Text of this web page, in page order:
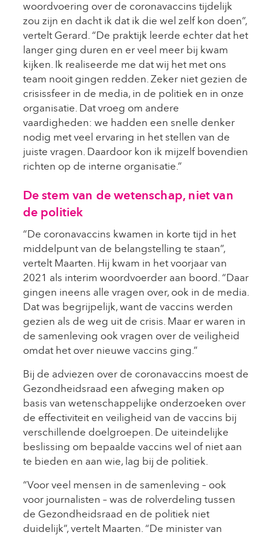
woordvoering over de coronavaccins tijdelijk
zou zijn en dacht ik dat ik die wel zelf kon doen”,
vertelt Gerard. “De praktijk leerde echter dat het
langer ging duren en er veel meer bij kwam
kijken. Ik realiseerde me dat wij het met ons
team nooit gingen redden. Zeker niet gezien de
crisissfeer in de media, in de politiek en in onze
organisatie. Dat vroeg om andere
vaardigheden: we hadden een snelle denker
nodig met veel ervaring in het stellen van de
juiste vragen. Daardoor kon ik mijzelf bovendien
richten op de interne organisatie.”
De stem van de wetenschap, niet van
de politiek
“De coronavaccins kwamen in korte tijd in het
middelpunt van de belangstelling te staan”,
vertelt Maarten. Hij kwam in het voorjaar van
2021 als interim woordvoerder aan boord. “Daar
gingen ineens alle vragen over, ook in de media.
Dat was begrijpelijk, want de vaccins werden
gezien als de weg uit de crisis. Maar er waren in
de samenleving ook vragen over de veiligheid
omdat het over nieuwe vaccins ging.”
Bij de adviezen over de coronavaccins moest de
Gezondheidsraad een afweging maken op
basis van wetenschappelijke onderzoeken over
de effectiviteit en veiligheid van de vaccins bij
verschillende doelgroepen. De uiteindelijke
beslissing om bepaalde vaccins wel of niet aan
te bieden en aan wie, lag bij de politiek.
“Voor veel mensen in de samenleving – ook
voor journalisten – was de rolverdeling tussen
de Gezondheidsraad en de politiek niet
duidelijk”, vertelt Maarten. “De minister van